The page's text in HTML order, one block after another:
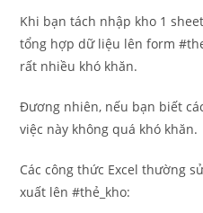
Khi bạn tách nhập kho 1
tổng hợp dữ liệu lên form
rất nhiều khó khăn.
Đương nhiên, nếu bạn biết
việc này không quá khó khăn.
Các công thức Excel thường
xuất lên #thẻ_kho: